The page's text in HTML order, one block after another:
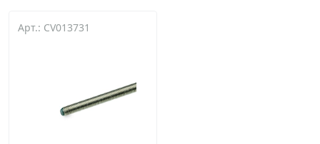
Арт.: CV013731